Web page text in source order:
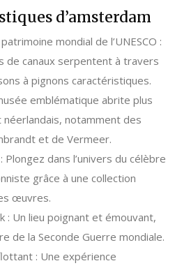
d’amsterdam
mondial de l’UNESCO :
de canaux serpentent à travers
à pignons caractéristiques.
emblématique abrite plus
notamment des
et de Vermeer.
Plongez dans l’univers du célèbre
grâce à une collection
œuvres.
: Un lieu poignant et émouvant,
de la Seconde Guerre mondiale.
: Une expérience